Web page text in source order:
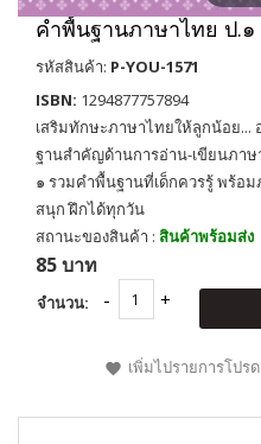
คำพื้นฐานภาษาไทย ป.๑
รหัสสินค้า: P-YOU-1571
ISBN: 1294877757894
เสริมทักษะภาษาไทยให้ลูกน้อย...
ฐานสำคัญด้านการอ่าน-เขียนภา
๑ รวมคำพื้นฐานที่เด็กควรรู้ พร้อ
สนุก ฝึกได้ทุกวัน
สถานะของสินค้า : สินค้าพร้อมส่ง
85 บาท
จำนวน:
เพิ่มไปรายการโปรด